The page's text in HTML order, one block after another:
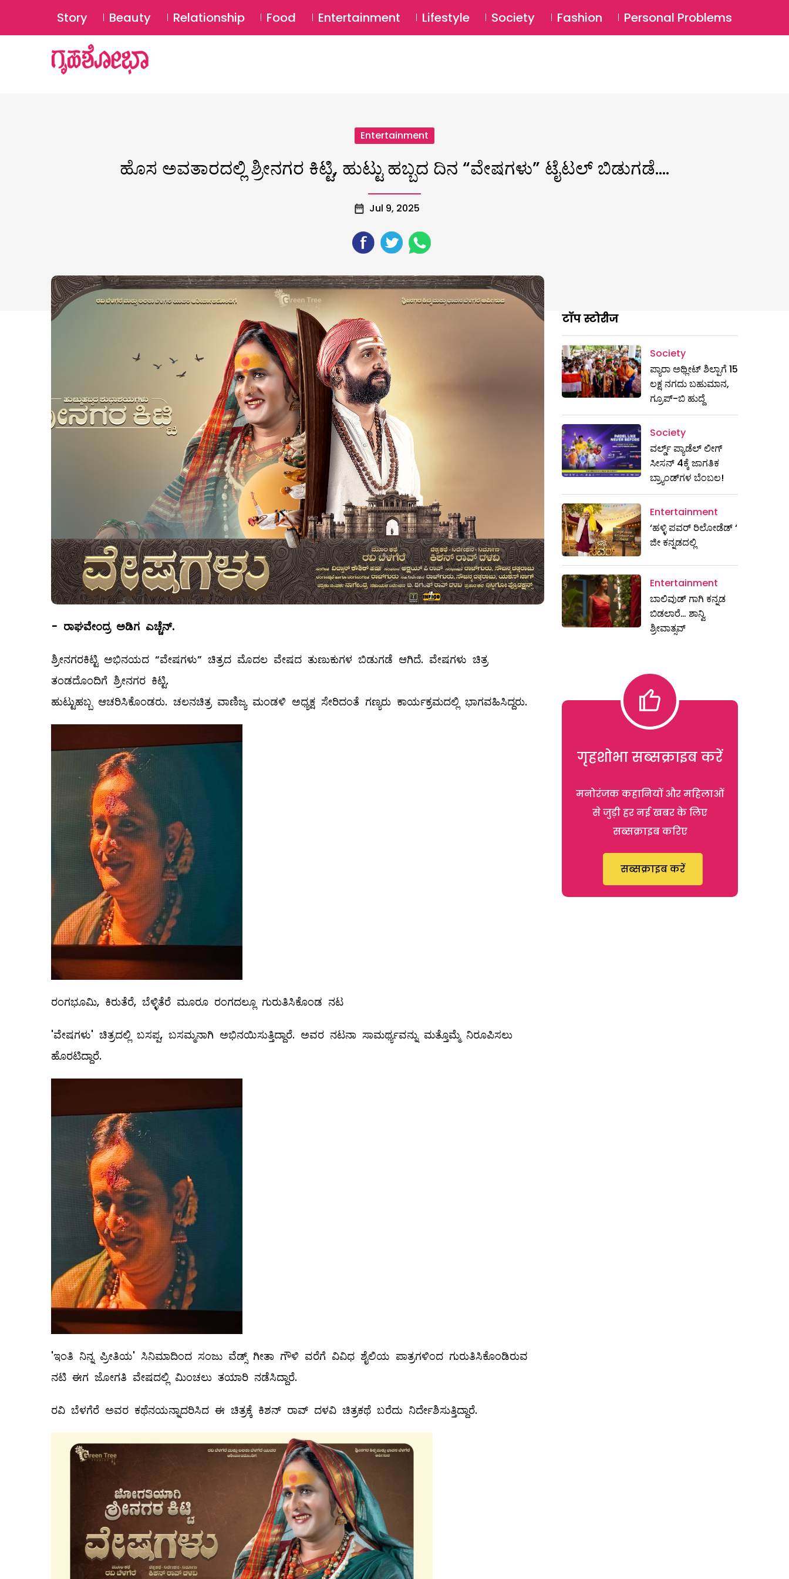
SUBSCRIBE Login ⚲
Story Beauty Relationship Food Entertainment Lifestyle Society Fashion Personal Problems
Entertainment
ಹೊಸ ಅವತಾರದಲ್ಲಿ ಶ್ರೀನಗರ ಕಿಟ್ಟಿ, ಹುಟ್ಟು ಹಬ್ಬದ ದಿನ “ವೇಷಗಳು” ಟೈಟಲ್ ಬಿಡುಗಡೆ….
Jul 9, 2025
- ರಾಘವೇಂದ್ರ ಅಡಿಗ ಎಚ್ಚೆನ್.
ಶ್ರೀನಗರಕಿಟ್ಟಿ ಅಭಿನಯದ “ವೇಷಗಳು” ಚಿತ್ರದ ಮೊದಲ ವೇಷದ ತುಣುಕುಗಳ ಬಿಡುಗಡೆ ಆಗಿದೆ. ವೇಷಗಳು ಚಿತ್ರ
ತಂಡದೊಂದಿಗೆ ಶ್ರೀನಗರ ಕಿಟ್ಟಿ.
ಹುಟ್ಟುಹಬ್ಬ ಆಚರಿಸಿಕೊಂಡರು. ಚಲನಚಿತ್ರ ವಾಣಿಜ್ಯ ಮಂಡಳಿ ಅಧ್ಯಕ್ಷ ಸೇರಿದಂತೆ ಗಣ್ಯರು ಕಾರ್ಯಕ್ರಮದಲ್ಲಿ ಭಾಗವಹಿಸಿದ್ದರು.
ರಂಗಭೂಮಿ, ಕಿರುತೆರೆ, ಬೆಳ್ಳಿತೆರೆ ಮೂರೂ ರಂಗದಲ್ಲೂ ಗುರುತಿಸಿಕೊಂಡ ನಟ
'ವೇಷಗಳು' ಚಿತ್ರದಲ್ಲಿ ಬಸಪ್ಪ, ಬಸಮ್ಮನಾಗಿ ಅಭಿನಯಿಸುತ್ತಿದ್ದಾರೆ. ಅವರ ನಟನಾ ಸಾಮರ್ಥ್ಯವನ್ನು ಮತ್ತೊಮ್ಮೆ ನಿರೂಪಿಸಲು
ಹೊರಟಿದ್ದಾರೆ.
'ಇಂತಿ ನಿನ್ನ ಪ್ರೀತಿಯ' ಸಿನಿಮಾದಿಂದ ಸಂಜು ವೆಡ್ಸ್ ಗೀತಾ ಗೌಳಿ ವರೆಗೆ ವಿವಿಧ ಶೈಲಿಯ ಪಾತ್ರಗಳಿಂದ ಗುರುತಿಸಿಕೊಂಡಿರುವ
ನಟಿ ಈಗ ಜೋಗತಿ ವೇಷದಲ್ಲಿ ಮಿಂಚಲು ತಯಾರಿ ನಡೆಸಿದ್ದಾರೆ.
ರವಿ ಬೆಳಗೆರೆ ಅವರ ಕಥೆನಯನ್ನಾದರಿಸಿದ ಈ ಚಿತ್ರಕ್ಕೆ ಕಿಶನ್ ರಾವ್ ದಳವಿ ಚಿತ್ರಕಥೆ ಬರೆದು ನಿರ್ದೇಶಿಸುತ್ತಿದ್ದಾರೆ.
टॉप स्टोरीज
Society
ಪ್ಯಾರಾ ಅಥ್ಲೀಟ್ ಶಿಲ್ಪಾಗೆ 15
ಲಕ್ಷ ನಗದು ಬಹುಮಾನ,
ಗ್ರೂಪ್-ಬಿ ಹುದ್ದೆ
Society
ವರ್ಲ್ಡ್ ಪ್ಯಾಡೆಲ್ ಲೀಗ್
ಸೀಸನ್ 4ಕ್ಕೆ ಜಾಗತಿಕ
ಬ್ರ್ಯಾಂಡ್‌ಗಳ ಬೆಂಬಲ!
Entertainment
‘ಹಳ್ಳಿ ಪವರ್ ರಿಲೋಡೆಡ್ ‘
ಜೀ ಕನ್ನಡದಲ್ಲಿ
Entertainment
ಬಾಲಿವುಡ್ ಗಾಗಿ ಕನ್ನಡ
ಬಿಡಲಾರೆ… ಶಾನ್ವಿ
ಶ್ರೀವಾತ್ಸವ್
गृहशोभा सब्सक्राइब करें
मनोरंजक कहानियों और महिलाओं
से जुड़ी हर नई खबर के लिए
सब्सक्राइब करिए
सब्सक्राइब करें